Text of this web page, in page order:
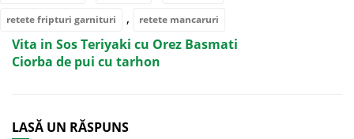
retete fripturi garnituri , retete mancaruri
Vita in Sos Teriyaki cu Orez Basmati
Ciorba de pui cu tarhon
LASĂ UN RĂSPUNS